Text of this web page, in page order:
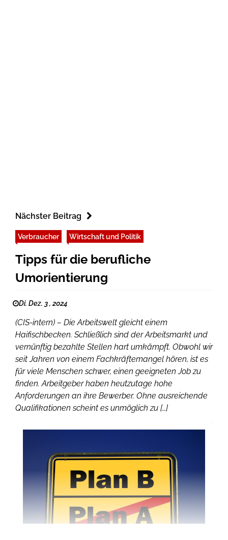
Nächster Beitrag
Verbraucher Wirtschaft und Politik
Tipps für die berufliche
Umorientierung
Di. Dez. 3 , 2024
(CIS-intern) – Die Arbeitswelt gleicht einem
Haifischbecken. Schließlich sind der Arbeitsmarkt und
vernünftig bezahlte Stellen hart umkämpft. Obwohl wir
seit Jahren von einem Fachkräftemangel hören, ist es
für viele Menschen schwer, einen geeigneten Job zu
finden. Arbeitgeber haben heutzutage hohe
Anforderungen an ihre Bewerber. Ohne ausreichende
Qualifikationen scheint es unmöglich zu […]